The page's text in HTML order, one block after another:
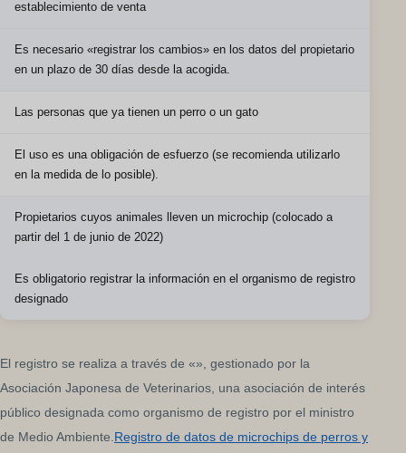
establecimiento de venta
Es necesario «registrar los cambios» en los datos del propietario
en un plazo de 30 días desde la acogida.
Las personas que ya tienen un perro o un gato
El uso es una obligación de esfuerzo (se recomienda utilizarlo
en la medida de lo posible).
Propietarios cuyos animales lleven un microchip (colocado a
partir del 1 de junio de 2022)
Es obligatorio registrar la información en el organismo de registro
designado
El registro se realiza a través de «», gestionado por la
Asociación Japonesa de Veterinarios, una asociación de interés
público designada como organismo de registro por el ministro
de Medio Ambiente. Registro de datos de microchips de perros y